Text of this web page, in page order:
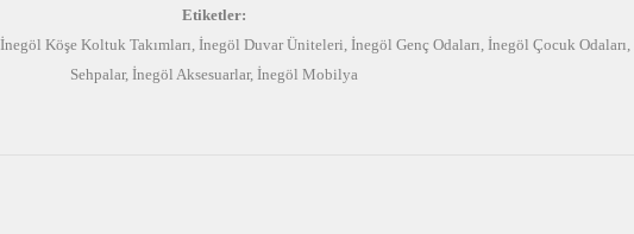
Etiketler:
İnegöl Köşe Koltuk Takımları İnegöl Duvar Üniteleri İnegöl Genç Odaları İnegöl Çocuk Odaları
Sehpalar, İnegöl Aksesuarlar, İnegöl Mobilya